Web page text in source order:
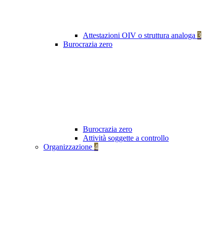
Attestazioni OIV o struttura analoga 3
Burocrazia zero
Burocrazia zero
Attività soggette a controllo
Organizzazione 4